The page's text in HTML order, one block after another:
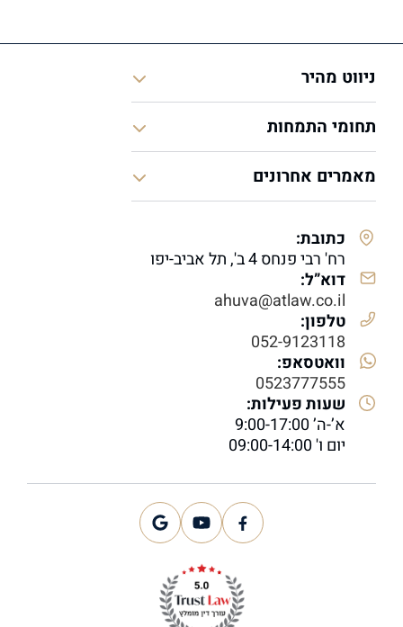
כתובת:
רח' רבי פנחס 4 ב', תל אביב-יפו
דוא”ל:
ahuva@atlaw.co.il
טלפון:
052-9123118
וואטסאפ:
0523777555
שעות פעילות:
א’-ה’ 9:00-17:00
יום ו' 09:00-14:00
ניווט מהיר
תחומי התמחות
מאמרים אחרונים